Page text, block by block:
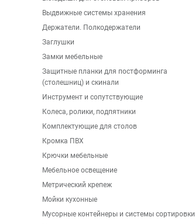
Выдвижные системы хранения
Держатели. Полкодержатели
Заглушки
Замки мебельные
Защитные планки для постформинга
(столешниц) и скинали
Инструмент и сопутствующие
Колеса, ролики, подпятники
Комплектующие для столов
Кромка ПВХ
Крючки мебельные
Мебельное освещение
Метрический крепеж
Мойки кухонные
Мусорные контейнеры и системы сортировки